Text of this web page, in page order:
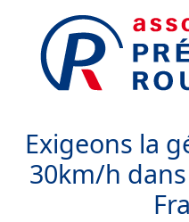
Exigeons la
30km/h